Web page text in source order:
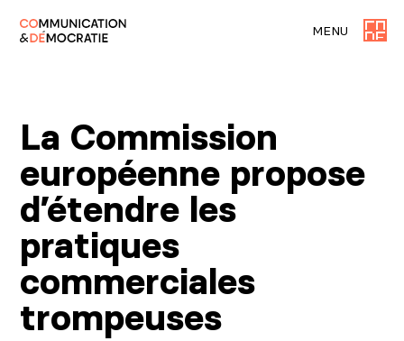
MENU
La Commission
européenne propose
d’étendre les
pratiques
commerciales
trompeuses